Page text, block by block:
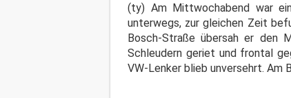
(ty) Am Mittwochabend war
unterwegs, zur gleichen Zeit
Bosch-Straße übersah er den
Schleudern geriet und frontal
VW-Lenker blieb unversehrt. Am